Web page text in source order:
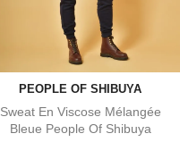
PEOPLE OF SHIBUYA
Sweat En Viscose Mélangée
Bleue People Of Shibuya